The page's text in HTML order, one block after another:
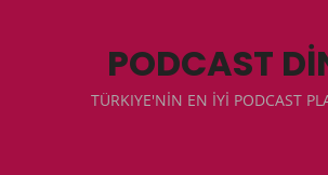
PODCAST
TÜRKIYE'NİN EN İYİ PODCAST